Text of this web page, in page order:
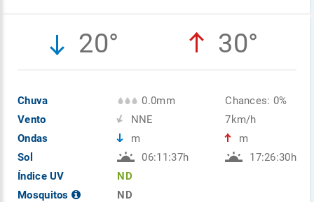
20° 30°
Chuva
Vento
Ondas
Sol
Índice UV
Mosquitos
0.0mm
NNE
m
06:11:37h
ND
ND
Chances: 0%
7km/h
m
17:26:30h